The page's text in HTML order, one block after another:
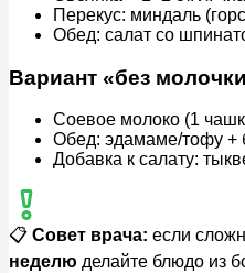
Перекус: миндаль
Обед: салат со
Вариант «без
Соевое молоко (1
Обед: эдамаме/тофу +
Добавка к салату:
📋 Совет врача: если
неделю делайте блюдо из